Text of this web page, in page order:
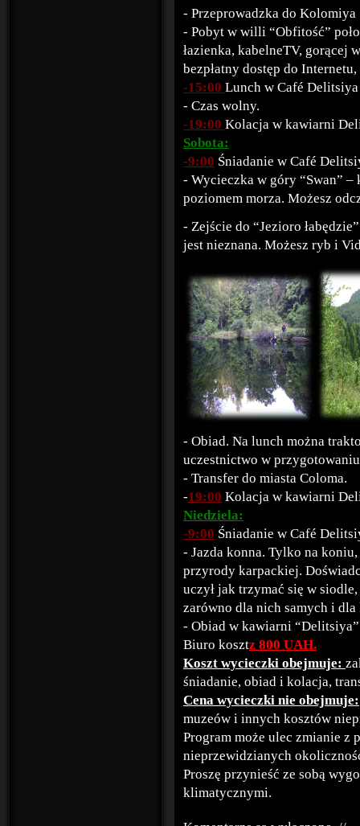
- Przeprowadzka do Kolomiya
- Pobyt w willi “Obfitość”
łazienka, kabelneTV, gorącej
bezpłatny dostęp do
-15:00 Lunch w Café Delitsiya
- Czas wolny.
-19:00 Kolacja w kawiarni
Sobota:
-9:00 Śniadanie w Café
- Wycieczka w góry “Swan”
poziomem morza. Możesz
- Zejście do “Jezioro
jest nieznana. Możesz ryb i
- Obiad. Na lunch można
uczestnictwo w
- Transfer do miasta Coloma.
-19:00 Kolacja w kawiarni
Niedziela:
-9:00 Śniadanie w Café
- Jazda konna. Tylko na
przyrody karpackiej.
uczył jak trzymać się w
zarówno dla nich samych i dla
- Obiad w kawiarni “Delitsiya”
Biuro kosztz 800 UAH.
Koszt wycieczki obejmuje:
śniadanie, obiad i kolacja,
Cena wycieczki nie obejmuje:
muzeów i innych kosztów
Program może ulec zmianie z
nieprzewidzianych
Proszę przynieść ze sobą
klimatycznymi.